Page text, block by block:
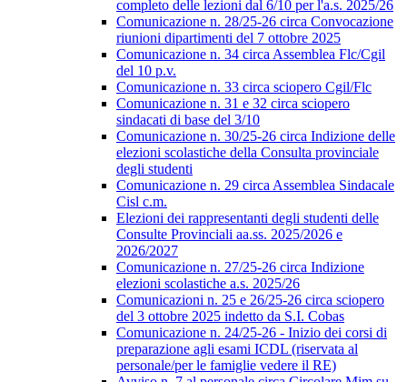
completo delle lezioni dal 6/10 per l'a.s. 2025/26
Comunicazione n. 28/25-26 circa Convocazione
riunioni dipartimenti del 7 ottobre 2025
Comunicazione n. 34 circa Assemblea Flc/Cgil
del 10 p.v.
Comunicazione n. 33 circa sciopero Cgil/Flc
Comunicazione n. 31 e 32 circa sciopero
sindacati di base del 3/10
Comunicazione n. 30/25-26 circa Indizione delle
elezioni scolastiche della Consulta provinciale
degli studenti
Comunicazione n. 29 circa Assemblea Sindacale
Cisl c.m.
Elezioni dei rappresentanti degli studenti delle
Consulte Provinciali aa.ss. 2025/2026 e
2026/2027
Comunicazione n. 27/25-26 circa Indizione
elezioni scolastiche a.s. 2025/26
Comunicazioni n. 25 e 26/25-26 circa sciopero
del 3 ottobre 2025 indetto da S.I. Cobas
Comunicazione n. 24/25-26 - Inizio dei corsi di
preparazione agli esami ICDL (riservata al
personale/per le famiglie vedere il RE)